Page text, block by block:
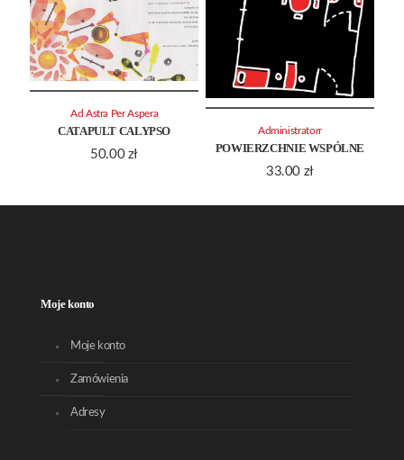
CATAPULT CALYPSO
50.00 zł
Ad Astra Per Aspera
POWIERZCHNIE WSPÓLNE
33.00 zł
Administratorr
Moje konto
Moje konto
Zamówienia
Adresy